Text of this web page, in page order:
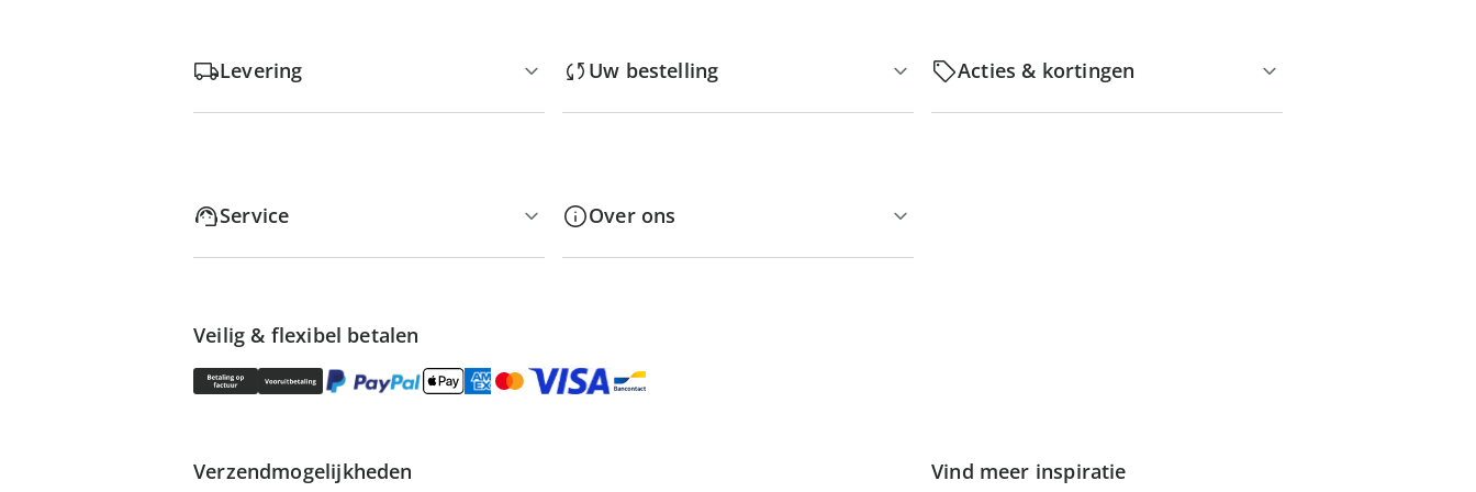
Levering Uw bestelling Acties & kortingen
Service Over ons
Veilig & flexibel betalen
Verzendmogelijkheden Vind meer inspiratie